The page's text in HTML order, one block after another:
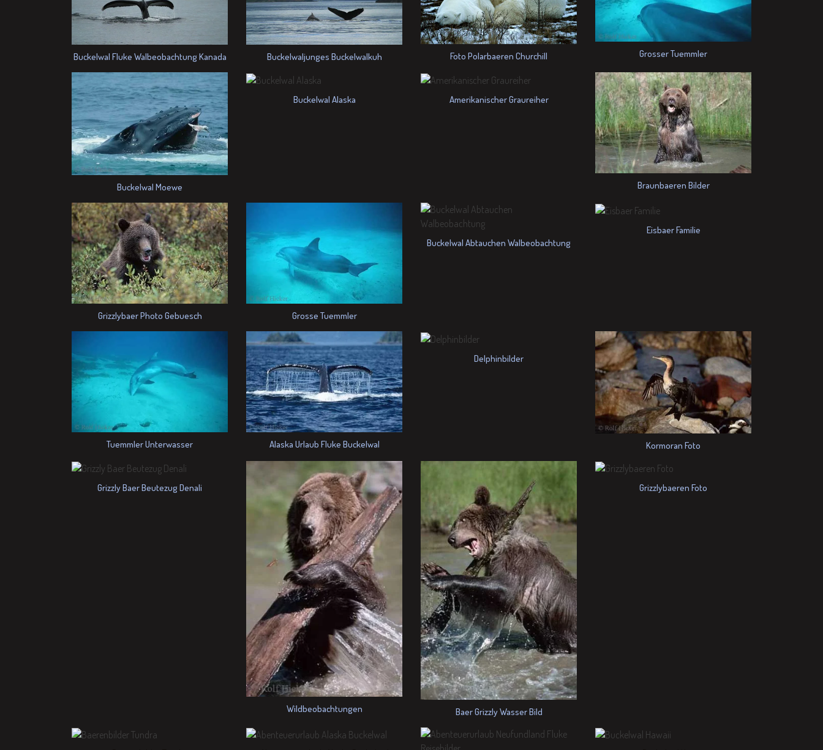
Buckelwal Fluke Walbeobachtung Kanada Buckelwaljunges Buckelwalkuh Foto Polarbaeren Churchill Grosser Tuemmler
Buckelwal Moewe
Buckelwal Alaska Amerikanischer Graureiher
Braunbaeren Bilder
Grizzlybaer Photo Gebuesch Grosse Tuemmler
Buckelwal Abtauchen Walbeobachtung
Eisbaer Familie
Tuemmler Unterwasser Alaska Urlaub Fluke Buckelwal
Delphinbilder
Kormoran Foto
Grizzly Baer Beutezug Denali
Wildbeobachtungen Baer Grizzly Wasser Bild
Grizzlybaeren Foto